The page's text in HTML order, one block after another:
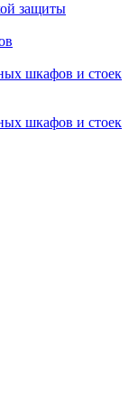
защиты
шкафов и стоек
шкафов и стоек